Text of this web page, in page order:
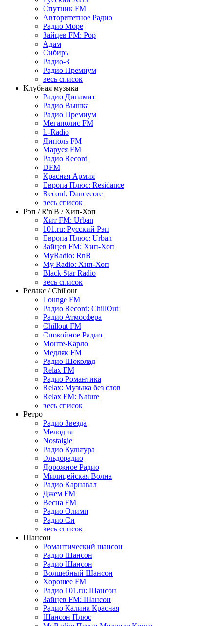
Спутник FM
Авторитетное Радио
Радио Море
Зайцев FM: Pop
Адам
Сибирь
Радио-3
Радио Премиум
весь список
Клубная музыка
Радио Динамит
Радио Вышка
Радио Премиум
Мегаполис FM
L-Radio
Диполь FM
Маруся FM
Радио Record
DFM
Красная Армия
Европа Плюс: Residance
Record: Dancecore
весь список
Рэп / R'n'B / Хип-Хоп
Хит FM: Urban
101.ru: Русский Рэп
Европа Плюс: Urban
Зайцев FM: Хип-Хоп
MyRadio: RnB
My Radio: Хип-Хоп
Black Star Radio
весь список
Релакс / Chillout
Lounge FM
Радио Record: ChillOut
Радио Атмосфера
Chillout FM
Спокойное Радио
Монте-Карло
Медляк FM
Радио Шоколад
Relax FM
Радио Романтика
Relax: Музыка без слов
Relax FM: Nature
весь список
Ретро
Радио Звезда
Мелодия
Nostalgie
Радио Культура
Эльдорадио
Дорожное Радио
Милицейская Волна
Радио Карнавал
Джем FM
Весна FM
Радио Олимп
Радио Си
весь список
Шансон
Романтический шансон
Радио Шансон
Радио Шансон
Волшебный Шансон
Хорошее FM
Радио 101.ru: Шансон
Зайцев FM: Шансон
Радио Калина Красная
Шансон Плюс